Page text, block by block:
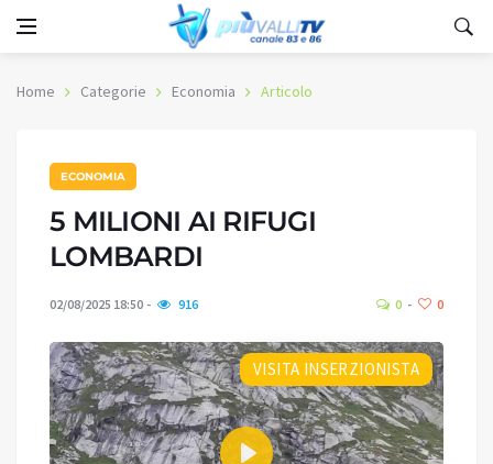
Home Categorie Economia Articolo
ECONOMIA
5 MILIONI AI RIFUGI
LOMBARDI
02/08/2025 18:50 916 0 0
VISITA INSERZIONISTA